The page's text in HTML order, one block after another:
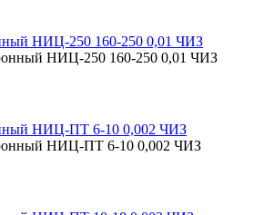
НИЦ-250 160-250 0,01 ЧИЗ
НИЦ-ПТ 6-10 0,002 ЧИЗ